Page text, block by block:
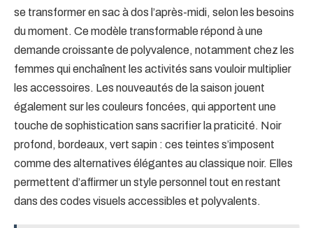
se transformer en sac à dos l’après-midi, selon les besoins
du moment. Ce modèle transformable répond à une
demande croissante de polyvalence, notamment chez les
femmes qui enchaînent les activités sans vouloir multiplier
les accessoires. Les nouveautés de la saison jouent
également sur les couleurs foncées, qui apportent une
touche de sophistication sans sacrifier la praticité. Noir
profond, bordeaux, vert sapin : ces teintes s’imposent
comme des alternatives élégantes au classique noir. Elles
permettent d’affirmer un style personnel tout en restant
dans des codes visuels accessibles et polyvalents.